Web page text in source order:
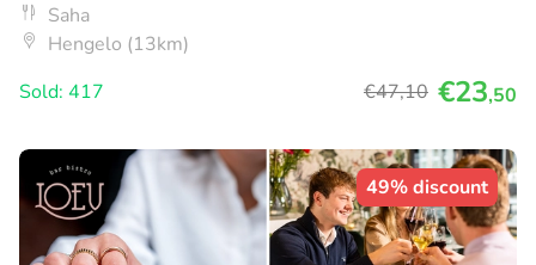
Saha
Hengelo (13km)
Sold: 417
€47,10 €23,50
49% discount